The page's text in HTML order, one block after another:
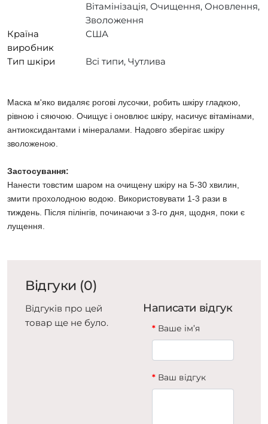
Вітамінізація, Очищення, Оновлення,
Зволоження
Країна
виробник
США
Тип шкіри Всі типи, Чутлива
Маска м'яко видаляє рогові лусочки, робить шкіру гладкою,
рівною і сяючою. Очищує і оновлює шкіру, насичує вітамінами,
антиоксидантами і мінералами. Надовго зберігає шкіру
зволоженою.
Застосування:
Нанести товстим шаром на очищену шкіру на 5-30 хвилин,
змити прохолодною водою. Використовувати 1-3 рази в
тиждень. Після пілінгів, починаючи з 3-го дня, щодня, поки є
лущення.
Відгуки (0)
Відгуків про цей
товар ще не було.
Написати відгук
Ваше ім’я
Ваш відгук